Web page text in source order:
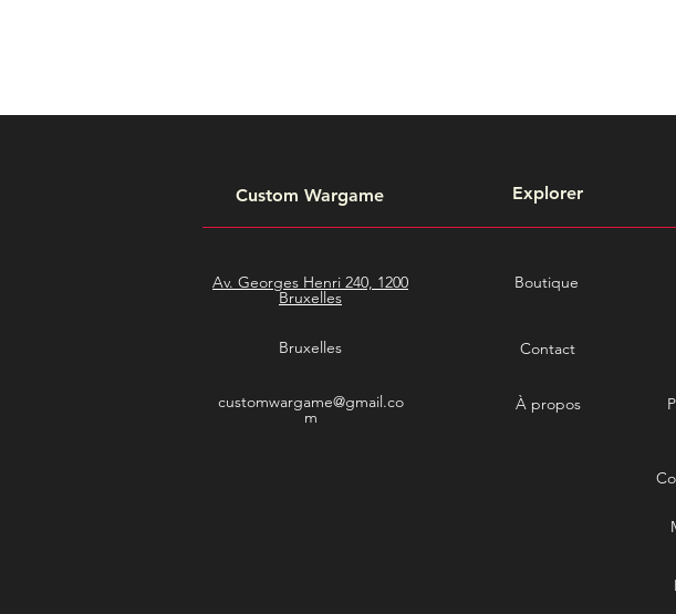
Custom Wargame Explorer
Av. Georges Henri 240, 1200
Bruxelles
Bruxelles
customwargame@gmail.co
m
Boutique
Contact
À propos